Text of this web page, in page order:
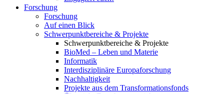
Forschung
Forschung
Auf einen Blick
Schwerpunktbereiche & Projekte
Schwerpunktbereiche & Projekte
BioMed – Leben und Materie
Informatik
Interdisziplinäre Europaforschung
Nachhaltigkeit
Projekte aus dem Transformationsfonds